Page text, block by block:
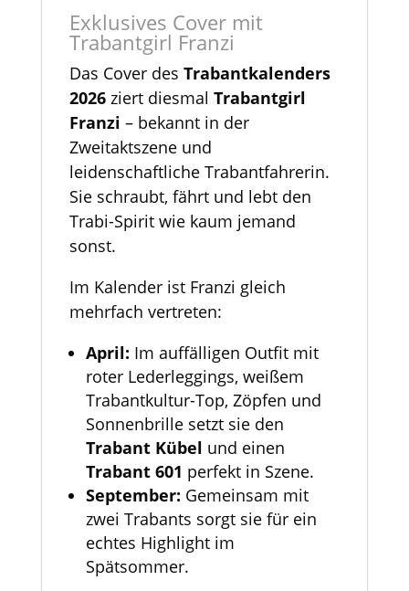
Exklusives Cover mit
Trabantgirl Franzi
Das Cover des Trabantkalenders
2026ziert diesmal Trabantgirl
Franzi – bekannt in der
Zweitaktszene und
leidenschaftliche Trabantfahrerin.
Sie schraubt, fährt und lebt den
Trabi-Spirit wie kaum jemand
sonst.
Im Kalender ist Franzi gleich
mehrfach vertreten:
April: Im auffälligen Outfit mit
roter Lederleggings, weißem
Trabantkultur-Top, Zöpfen und
Sonnenbrille setzt sie den
Trabant Kübel und einen
Trabant 601 perfekt in Szene.
September: Gemeinsam mit
zwei Trabants sorgt sie für ein
echtes Highlight im
Spätsommer.